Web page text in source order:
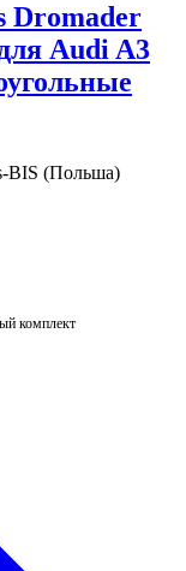
Dromader
Audi A3
BIS (Польша)
комплект